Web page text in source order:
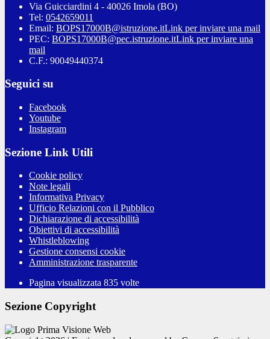
Via Guicciardini 4 - 40026 Imola (BO)
Tel: 0542659011
Email: BOPS17000B@istruzione.itLink per inviare una mail
PEC: BOPS17000B@pec.istruzione.itLink per inviare una
mail
C.F.: 90049440374
Seguici su
Facebook
Youtube
Instagram
Sezione Link Utili
Cookie policy
Note legali
Informativa Privacy
Ufficio Relazioni con il Pubblico
Dichiarazione di accessibilità
Obiettivi di accessibilità
Whistleblowing
Gestione consensi cookie
Amministrazione trasparente
Pagina visualizzata 835 volte
Sezione Copyright